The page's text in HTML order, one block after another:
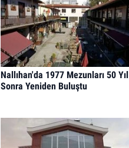
Nallıhan'da 1977 Mezunları 50 Yıl
Sonra Yeniden Buluştu